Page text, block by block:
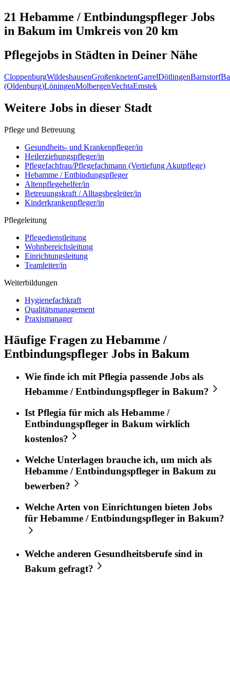
21 Hebamme / Entbindungspfleger Jobs
in Bakum im Umkreis von 20 km
Pflegejobs in Städten in Deiner Nähe
CloppenburgWildeshausenGroßenknetenGarrelDötlingenBarnstorf
(Oldenburg)LöningenMolbergenVechtaEmstek
Weitere Jobs in dieser Stadt
Pflege und Betreuung
Gesundheits- und Krankenpfleger/in
Heilerziehungspfleger/in
Pflegefachfrau/Pflegefachmann (Vertiefung Akutpflege)
Hebamme / Entbindungspfleger
Altenpflegehelfer/in
Betreuungskraft / Alltagsbegleiter/in
Kinderkrankenpfleger/in
Pflegeleitung
Pflegedienstleitung
Wohnbereichsleitung
Einrichtungsleitung
Teamleiter/in
Weiterbildungen
Hygienefachkraft
Qualitätsmanagement
Praxismanager
Häufige Fragen zu Hebamme /
Entbindungspfleger Jobs in Bakum
Wie finde ich mitPflegia passende Jobs als
Hebamme / Entbindungspfleger in Bakum?
Ist Pflegia für mich als Hebamme /
Entbindungspfleger in Bakum wirklich
kostenlos?
Welche Unterlagen brauche ich, um mich als
Hebamme / Entbindungspfleger in Bakum zu
bewerben?
Welche Arten von Einrichtungen bieten Jobs
für Hebamme / Entbindungspfleger in Bakum?
Welche anderen Gesundheitsberufe sind in
Bakum gefragt?